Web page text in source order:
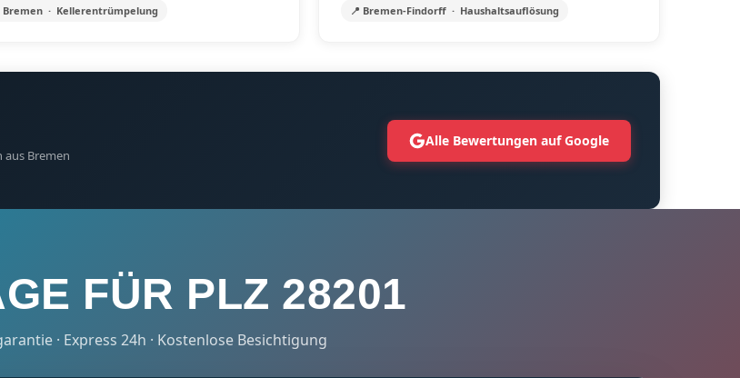
Bremen · Kellerentrümpelung 📍 Bremen-Findorff · Haushaltsauflösung
aus Bremen
Alle Bewertungen auf Google
FÜR PLZ 28201
· Express 24h · Kostenlose Besichtigung